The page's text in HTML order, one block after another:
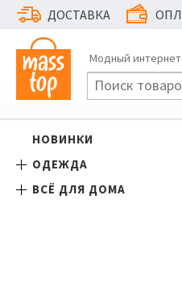
ДОСТАВКА
Модный
НОВИНКИ
ОДЕЖДА
ВСЁ ДЛЯ ДОМА